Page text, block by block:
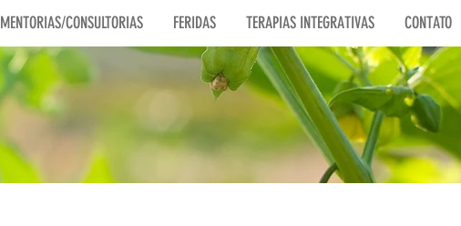
MENTORIAS/CONSULTORIAS FERIDAS TERAPIAS INTEGRATIVAS CONTATO